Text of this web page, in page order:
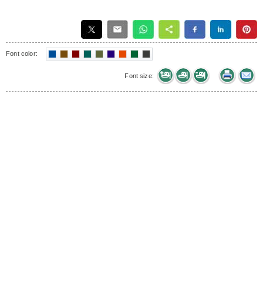
Font color:
Font size: